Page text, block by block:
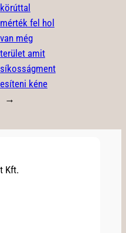
körúttal
mérték fel hol
van még
terület amit
síkosságment
esíteni kéne
→
Kft.